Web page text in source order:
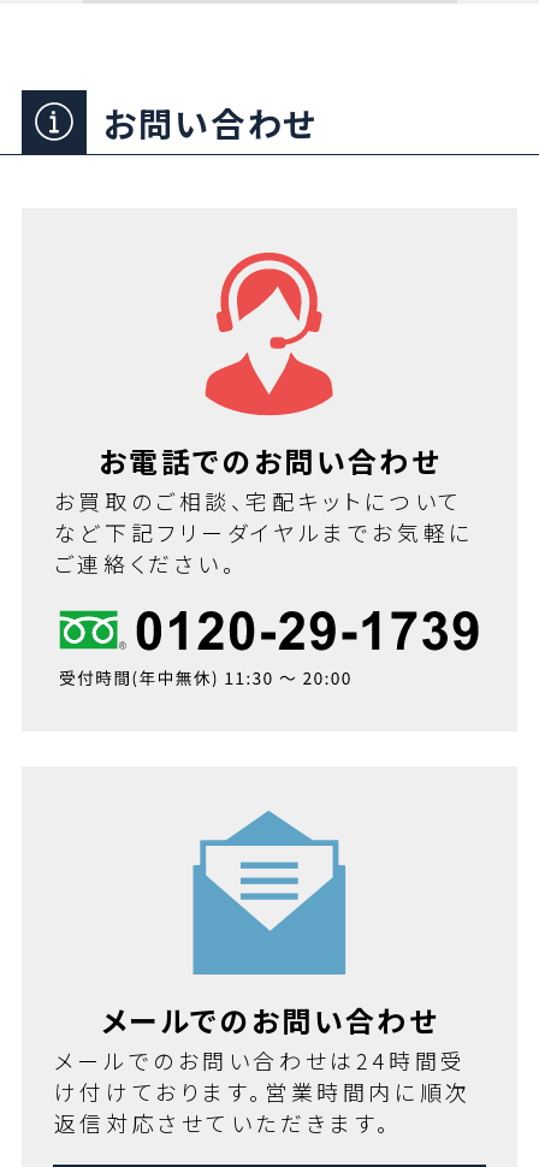
お問い合わせ
お電話でのお問い合わせ
お買取のご相談、宅配キットについて
など下記フリーダイヤルまでお気軽に
ご連絡ください。
メールでのお問い合わせ
メールでのお問い合わせは24時間受
け付けております。営業時間内に順次
返信対応させていただきます。